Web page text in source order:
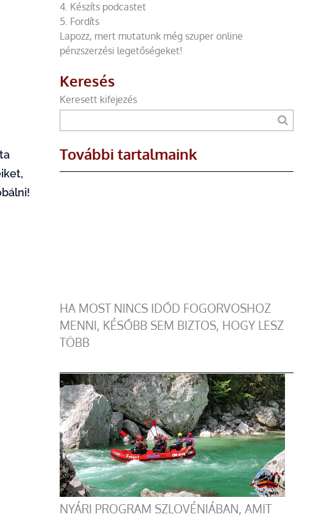
4. Készíts podcastet
5. Fordíts
Lapozz, mert mutatunk még szuper online
pénzszerzési legetőségeket!
Keresés
Keresett kifejezés
További tartalmaink
HA MOST NINCS IDŐD FOGORVOSHOZ
MENNI, KÉSŐBB SEM BIZTOS, HOGY LESZ
TÖBB
NYÁRI PROGRAM SZLOVÉNIÁBAN, AMIT